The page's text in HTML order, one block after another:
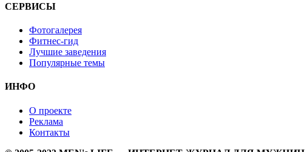
СЕРВИСЫ
Фотогалерея
Фитнес-гид
Лучшие заведения
Популярные темы
ИНФО
О проекте
Реклама
Контакты